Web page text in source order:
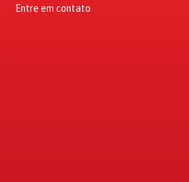
Entre em contato